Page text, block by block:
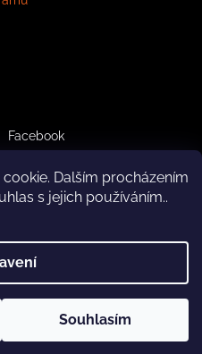
Dalším procházením
s jejich používáním..
Souhlasím
produkty doručovat až po
Facebook
cookies